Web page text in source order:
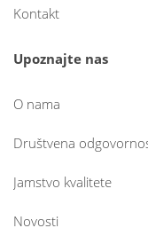
Kontakt
Upoznajte nas
O nama
Društvena
Jamstvo kvalitete
Novosti